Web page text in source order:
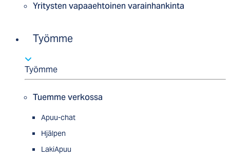
Yritysten vapaaehtoinen varainhankinta
Työmme
Työmme
Tuemme verkossa
Apuu-chat
Hjälpen
LakiApuu